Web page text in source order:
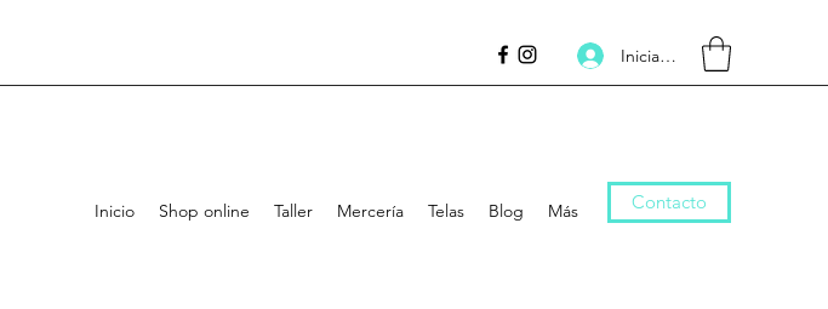
Iniciar sesión
Inicio Shop online Taller Mercería Telas Blog Más Contacto